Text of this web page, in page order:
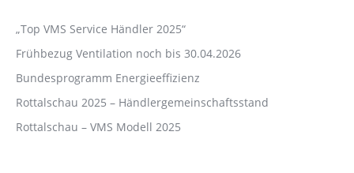
„Top VMS Service Händler 2025“
Frühbezug Ventilation noch bis 30.04.2026
Bundesprogramm Energieeffizienz
Rottalschau 2025 – Händlergemeinschaftsstand
Rottalschau – VMS Modell 2025